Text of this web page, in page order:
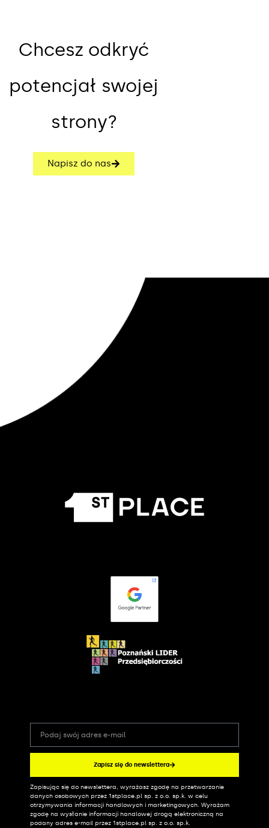
Chcesz odkryć
potencjał swojej
strony?
Napisz do nas
Zapisz się do newslettera
Alternative:
Zapisując się do newslettera, wyrażasz zgodę na przetwarzanie
danych osobowych przez 1stplace.pl sp. z o.o. sp.k. w celu
otrzymywania informacji handlowych i marketingowych. Wyrażam
zgodę na wysłanie informacji handlowej drogą elektroniczną na
podany adres e-mail przez 1stplace.pl sp. z o.o. sp.k.